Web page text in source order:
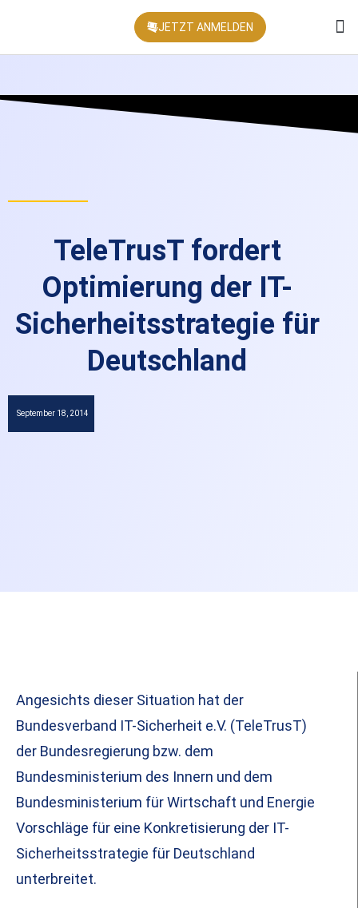
JETZT ANMELDEN
TeleTrusT fordert
Optimierung der IT-
Sicherheitsstrategie für
Deutschland
September 18, 2014
Angesichts dieser Situation hat der
Bundesverband IT-Sicherheit e.V. (TeleTrusT)
der Bundesregierung bzw. dem
Bundesministerium des Innern und dem
Bundesministerium für Wirtschaft und Energie
Vorschläge für eine Konkretisierung der IT-
Sicherheitsstrategie für Deutschland
unterbreitet.